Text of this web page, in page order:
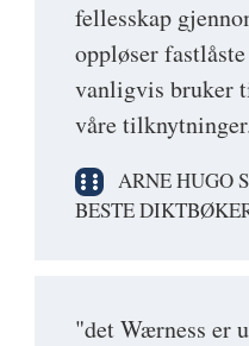
fellesskap
oppløser
vanligvis bruker
våre
ARNE HUGO
BESTE
"det Wærness er